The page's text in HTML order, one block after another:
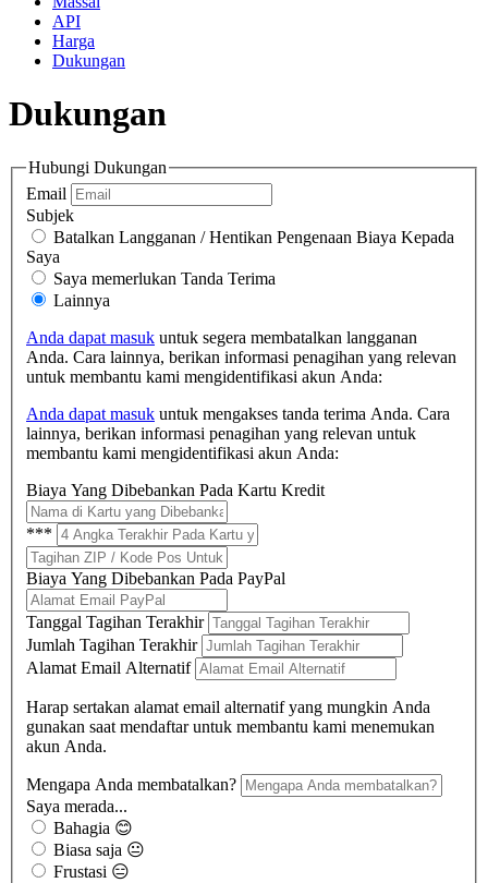
API
Harga
Dukungan
Dukungan
Hubungi Dukungan
Email
Subjek
Batalkan Langganan / Hentikan Pengenaan Biaya Kepada
Saya
Saya memerlukan Tanda Terima
Lainnya
Anda dapat masuk untuk segera membatalkan langganan
Anda. Cara lainnya, berikan informasi penagihan yang relevan
untuk membantu kami mengidentifikasi akun Anda:
Anda dapat masuk untuk mengakses tanda terima Anda. Cara
lainnya, berikan informasi penagihan yang relevan untuk
membantu kami mengidentifikasi akun Anda:
Biaya Yang Dibebankan Pada Kartu Kredit
***
Biaya Yang Dibebankan Pada PayPal
Tanggal Tagihan Terakhir
Jumlah Tagihan Terakhir
Alamat Email Alternatif
Harap sertakan alamat email alternatif yang mungkin Anda
gunakan saat mendaftar untuk membantu kami menemukan
akun Anda.
Mengapa Anda membatalkan?
Saya merada...
Bahagia 😊
Biasa saja 😐
Frustasi 😑